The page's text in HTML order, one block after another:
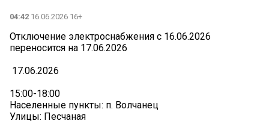
04:42 16.06.2026 16+
️Отключение электроснабжения с 16.06.2026
переносится на 17.06.2026️
️ 17.06.2026
15:00-18:00
Населенные пункты: п. Волчанец
Улицы: Песчаная